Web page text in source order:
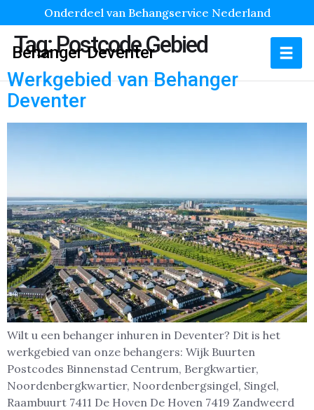
Onderdeel van Behangservice Nederland
Behanger Deventer
Tag:Postcode Gebied
Werkgebied van Behanger
Deventer
Wilt u een behanger inhuren in Deventer? Dit is het
werkgebied van onze behangers: Wijk Buurten
Postcodes Binnenstad Centrum, Bergkwartier,
Noordenbergkwartier, Noordenbergsingel, Singel,
Raambuurt 7411 De Hoven De Hoven 7419 Zandweerd